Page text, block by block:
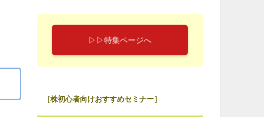
▷▷特集ページへ
［株初心者向けおすすめセミナー］